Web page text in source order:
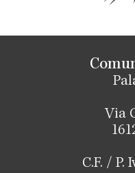
Via
C.F. / P.